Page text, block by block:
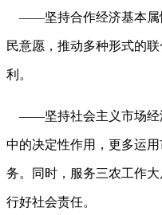
——坚持合作经济基本属
民意愿，推动多种形式的
利。
——坚持社会主义市场经
中的决定性作用，更多运
务。同时，服务三农工作
行好社会责任。